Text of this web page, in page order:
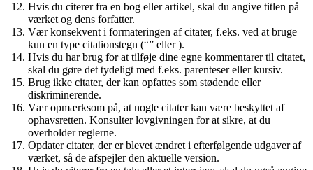
Hvis du citerer fra en bog eller artikel, skal du angive titlen på
værket og dens forfatter.
Vær konsekvent i formateringen af citater, f.eks. ved at bruge
kun en type citationstegn (“” eller ).
Hvis du har brug for at tilføje dine egne kommentarer til citatet,
skal du gøre det tydeligt med f.eks. parenteser eller kursiv.
Brug ikke citater, der kan opfattes som stødende eller
diskriminerende.
Vær opmærksom på, at nogle citater kan være beskyttet af
ophavsretten. Konsulter lovgivningen for at sikre, at du
overholder reglerne.
Opdater citater, der er blevet ændret i efterfølgende udgaver af
værket, så de afspejler den aktuelle version.